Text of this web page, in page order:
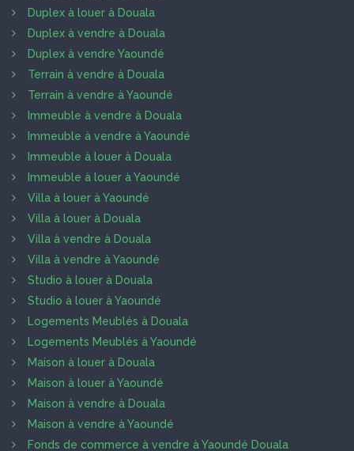
Duplex à louer à Douala
Duplex à vendre à Douala
Duplex à vendre Yaoundé
Terrain à vendre à Douala
Terrain à vendre à Yaoundé
Immeuble à vendre à Douala
Immeuble à vendre à Yaoundé
Immeuble à louer à Douala
Immeuble à louer à Yaoundé
Villa à louer à Yaoundé
Villa à louer à Douala
Villa à vendre à Douala
Villa à vendre à Yaoundé
Studio à louer à Douala
Studio à louer à Yaoundé
Logements Meublés à Douala
Logements Meublés à Yaoundé
Maison à louer à Douala
Maison à louer à Yaoundé
Maison à vendre à Douala
Maison à vendre à Yaoundé
Fonds de commerce à vendre à Yaoundé Douala